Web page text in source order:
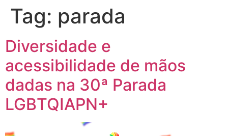
Tag: parada
Diversidade e
acessibilidade de mãos
dadas na 30ª Parada
LGBTQIAPN+